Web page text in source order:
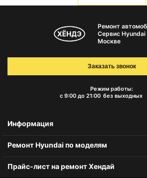
Ремонт
Сервис Hyundai
Москве
Режим работы:
с 9:00 до 21:00 без выходных
Заказать звонок
Информация
Ремонт Hyundai по моделям
Прайс-лист на ремонт Хендай